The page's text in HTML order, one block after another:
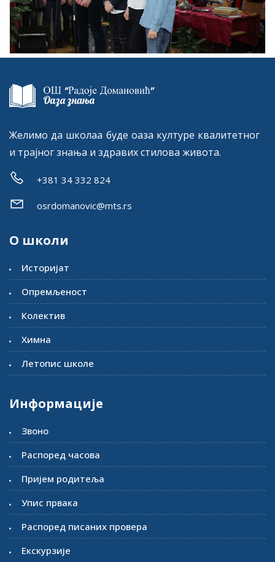
Желимо да школаа буде оаза културе квалитетног
и трајног знања и здравих стилова живота.
+381 34 332 824
osrdomanovic@mts.rs
О школи
Историјат
Опремљеност
Колектив
Химна
Летопис школе
Информације
Звоно
Распоред часова
Пријем родитеља
Упис првака
Распоред писаних провера
Екскурзије